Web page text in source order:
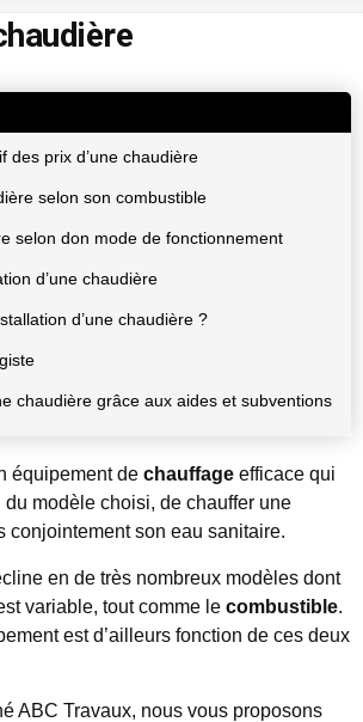
des prix d’une chaudière
selon son combustible
selon don mode de fonctionnement
d’une chaudière
d’une chaudière ?
chaudière grâce aux aides et subventions
équipement de chauffage efficace qui
du modèle choisi, de chauffer une
conjointement son eau sanitaire.
en de très nombreux modèles dont
variable, tout comme le combustible.
est d’ailleurs fonction de ces deux
ABC Travaux, nous vous proposons